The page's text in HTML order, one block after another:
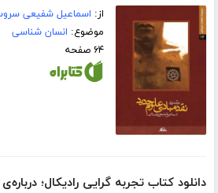
از: اسماعیل شفیعی
موضوع: انسان شناسی
۶۴ صفحه
دانلود کتاب تجربه گرایی رادیکال؛